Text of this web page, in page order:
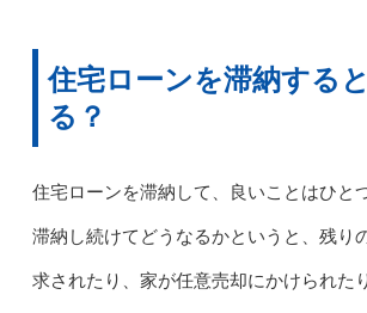
住宅ローンを滞納する
る？
住宅ローンを滞納して、良いことはひと
滞納し続けてどうなるかというと、残り
求されたり、家が任意売却にかけられた